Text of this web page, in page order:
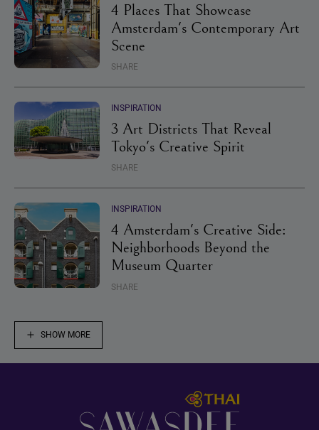
4 Places That Showcase
Amsterdam's Contemporary Art
Scene
SHARE
INSPIRATION
3 Art Districts That Reveal
Tokyo's Creative Spirit
SHARE
INSPIRATION
4 Amsterdam's Creative Side:
Neighborhoods Beyond the
Museum Quarter
SHARE
SHOW MORE